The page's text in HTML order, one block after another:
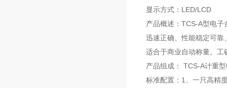
显示方式：LED/LCD
产品概述：TCS-A型电
迅速正确、性能稳定可
适合于商业自动称量。
产品组成： TCS-A计重
标准配置：1、一只高精